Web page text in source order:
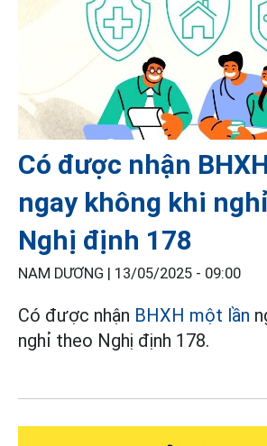
Có được nhận
ngay không khi
Nghị định 178
NAM DƯƠNG | 13/05/2025 - 09:00
Có được nhận BHXH một lần
nghỉ theo Nghị định 178.